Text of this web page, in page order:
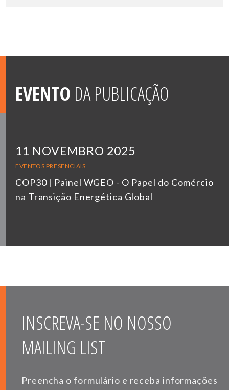
EVENTO DA PUBLICAÇÃO
11 NOVEMBRO 2025
EVENTOS PRESENCIAIS
COP30 | Painel WGEO - O Papel do Comércio
na Transição Energética Global
INSCREVA-SE NO NOSSO
MAILING LIST
Preencha o formulário e receba informações